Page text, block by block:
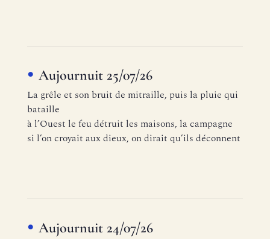
Aujournuit 25/07/26
La grêle et son bruit de mitraille, puis la pluie qui
bataille
à l’Ouest le feu détruit les maisons, la campagne
si l’on croyait aux dieux, on dirait qu’ils déconnent
Aujournuit 24/07/26